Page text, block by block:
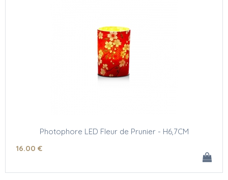
Photophore LED Fleur de Prunier - H6,7CM
16.00 €